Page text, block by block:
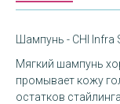
Шампунь - CHI Infra
Мягкий шампунь
промывает кожу
остатков